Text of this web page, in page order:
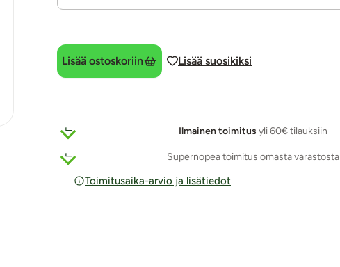
Lisää ostoskoriin Lisää suosikiksi
Ilmainen toimitus yli 60€ tilauksiin
Supernopea toimitus omasta varastosta
Toimitusaika-arvio ja lisätiedot